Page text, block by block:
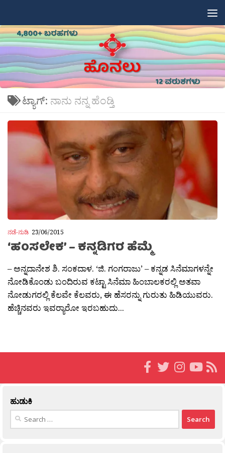
ಟ್ಯಾಗ್: ನಾನು ನನ್ನ ಹೆಂಡ್ತಿ
ನಡೆ-ನುಡಿ 23/06/2015
‘ಹಂಸಲೇಕ’ – ಕನ್ನಡಿಗರ ಹೆಮ್ಮೆ
– ಅನ್ನದಾನೇಶ ಶಿ. ಸಂಕದಾಳ. ‘ಜಿ. ಗಂಗರಾಜು’ – ಕನ್ನಡ ಸಿನೆಮಾಗಳನ್ನೇ
ನೋಡಿಕೊಂಡು ಬಂದಿರುವ ಕಟ್ಟಾ ಸಿನೆಮಾ ಹಿಂಬಾಲಕರಲ್ಲಿ ಅತವಾ
ನೋಡುಗರಲ್ಲಿ ಕೆಲವೇ ಕೆಲವರು, ಈ ಹೆಸರನ್ನು ಗುರುತು ಹಿಡಿಯುವರು.
ಹೆಚ್ಚಿನವರು ಇವರ‍್ಯಾರೋ ಇರಬಹುದು...
ಹುಡುಕಿ
Search